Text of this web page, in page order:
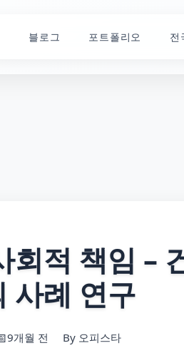
블로그 포트폴리오 전
적 책임 –
사례 연구
9개월 전 By 오피스타